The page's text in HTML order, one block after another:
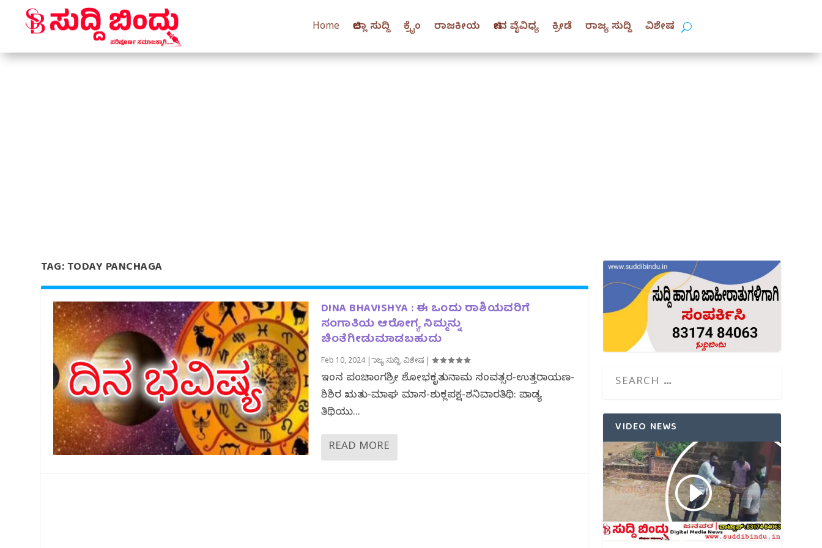
Home ಜಿಲ್ಲಾ ಸುದ್ದಿ ಕ್ರೈಂ ರಾಜಕೀಯ ಜೀವ ವೈವಿಧ್ಯ ಕ್ರೀಡೆ ರಾಜ್ಯ ಸುದ್ದಿ ವಿಶೇಷ
TAG:TODAY PANCHAGA
DINA BHAVISHYA : ಈ ಒಂದು ರಾಶಿಯವರಿಗೆ
ಸಂಗಾತಿಯ ಆರೋಗ್ಯ ನಿಮ್ಮನ್ನು
ಚಿಂತೆಗೀಡುಮಾಡಬಹುದು
Feb 10, 2024|ರಾಜ್ಯ ಸುದ್ದಿ,ವಿಶೇಷ|
ಇಂದಿನ ಪಂಚಾಂಗಶ್ರೀ ಶೋಭಕೃತುನಾಮ ಸಂವತ್ಸರ-ಉತ್ತರಾಯಣ-
ಶಿಶಿರ ಋತು-ಮಾಘ ಮಾಸ-ಶುಕ್ಲಪಕ್ಷ-ಶನಿವಾರತಿಥಿ: ಪಾಡ್ಯ
ತಿಥಿಯು...
READ MORE
VIDEO NEWS